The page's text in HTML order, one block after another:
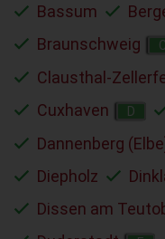
Bassum
Braunschweig
C
Clausthal-
Cuxhaven
D
Dannenberg
Diepholz
Dissen am